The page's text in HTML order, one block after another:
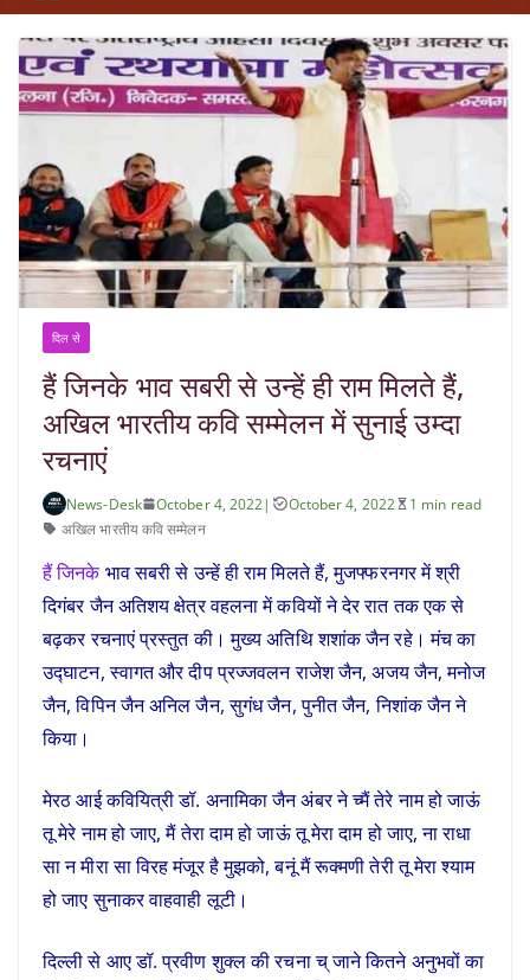
दिल से
हैं जिनके भाव सबरी से उन्हें ही राम मिलते हैं,
अखिल भारतीय कवि सम्मेलन में सुनाई उम्दा
रचनाएं
News-Desk October 4, 2022| October 4, 2022
1 min read
अखिल भारतीय कवि सम्मेलन
हैं जिनकेभाव सबरी से उन्हें ही राम मिलते हैं, मुजफ्फरनगर में श्री
दिगंबर जैन अतिशय क्षेत्र वहलना में कवियों ने देर रात तक एक से
बढ़कर रचनाएं प्रस्तुत की। मुख्य अतिथि शशांक जैन रहे। मंच का
उद्घाटन, स्वागत और दीप प्रज्जवलन राजेश जैन, अजय जैन, मनोज
जैन, विपिन जैन अनिल जैन, सुगंध जैन, पुनीत जैन, निशांक जैन ने
किया।
मेरठ आई कवियित्री डॉ. अनामिका जैन अंबर ने च्मैं तेरे नाम हो जाऊं
तू मेरे नाम हो जाए, मैं तेरा दाम हो जाऊं तू मेरा दाम हो जाए, ना राधा
सा न मीरा सा विरह मंजूर है मुझको, बनूं मैं रूक्मणी तेरी तू मेरा श्याम
हो जाए सुनाकर वाहवाही लूटी।
दिल्ली से आए डॉ. प्रवीण शुक्ल की रचना च् जाने कितने अनुभवों का